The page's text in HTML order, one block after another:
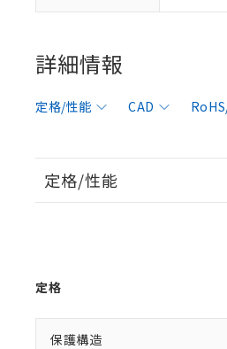
詳細情報
定格/性能 CAD
定格/性能
定格
保護構造